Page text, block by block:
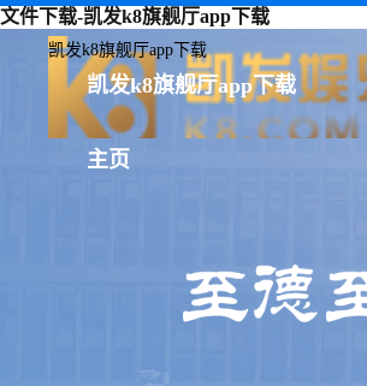
文件下载-凯发k8旗舰厅app下载
凯发k8旗舰厅app下载
凯发k8旗舰厅app下载
主页